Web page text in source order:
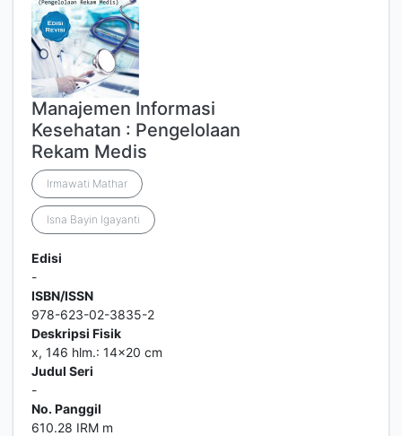
Manajemen Informasi
Kesehatan : Pengelolaan
Rekam Medis
Irmawati Mathar
Isna Bayin Igayanti
Edisi
-
ISBN/ISSN
978-623-02-3835-2
Deskripsi Fisik
x, 146 hlm.: 14x20 cm
Judul Seri
-
No. Panggil
610.28 IRM m